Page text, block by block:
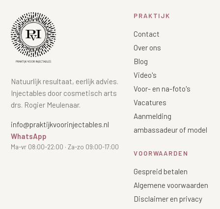
Natuurlijk resultaat, eerlijk advies.
Injectables door cosmetisch arts
drs. Rogier Meulenaar.
info@praktijkvoorinjectables.nl
WhatsApp
Ma-vr 08:00-22:00 · Za-zo 09:00-17:00
PRAKTIJK
Contact
Over ons
Blog
Video's
Voor- en na-foto's
Vacatures
Aanmelding
ambassadeur of model
VOORWAARDEN
Gespreid betalen
Algemene voorwaarden
Disclaimer en privacy